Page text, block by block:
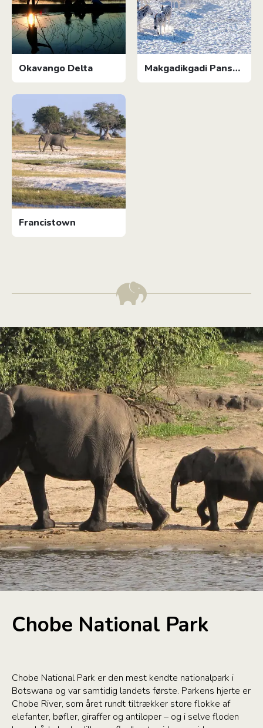
Okavango Delta
Makgadikgadi Pans
Nationalpark
Francistown
Chobe National Park
Chobe National Park er den mest kendte nationalpark i
Botswana og var samtidig landets første. Parkens hjerte er
Chobe River, som året rundt tiltrækker store flokke af
elefanter, bøfler, giraffer og antiloper – og i selve floden